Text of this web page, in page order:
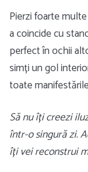
Pierzi foarte
a coincide cu
perfect în ochii
simți un gol
toate
Să nu îți creezi
într-o singură zi.
îți vei reconstrui